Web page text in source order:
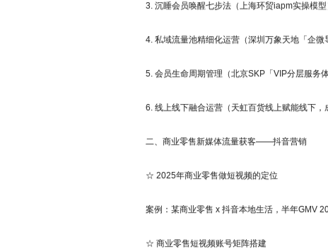
3. 沉睡会员唤醒七步法（上海环贸iapm实操模型
4. 私域流量池精细化运营（深圳万象天地「企微
5. 会员生命周期管理（北京SKP「VIP分层服务体
6. 线上线下融合运营（天虹百货线上赋能线下，
二、商业零售新媒体流量获客——抖音营销
☆ 2025年商业零售做短视频的定位
案例：某商业零售 x 抖音本地生活，半年GMV
☆ 商业零售短视频账号矩阵搭建